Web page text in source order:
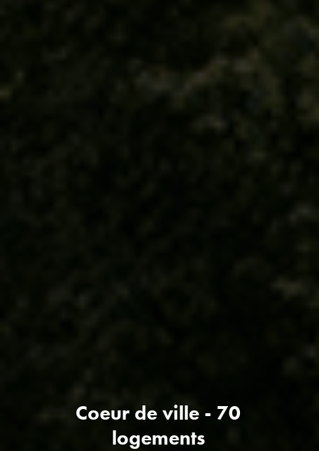
Coeur de ville - 70
logements